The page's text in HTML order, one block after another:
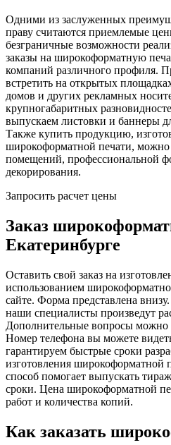
Одними из заслуженных
праву считаются приемлемые
безграничные возможности
заказы на широкоформатную
компаний различного профиля.
встретить на открытых
домов и других рекламных
крупногабаритных
выпускаем листовки и баннеры
Также купить продукцию,
широкоформатной печати, можно
помещений, профессиональной
декорирования.
Запросить расчет цены
Заказ
Екатеринбурге
Оставить свой заказ на
использованием
сайте. Форма представлена
наши специалисты произведут
Дополнительные вопросы можно
Номер телефона вы можете
гарантируем быстрые сроки
изготовления широкоформатной
способ помогает выпускать
сроки. Цена широкоформатной
работ и количества копий.
Как заказать